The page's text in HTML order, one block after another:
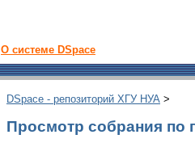
О системе DSpace
DSpace - репозиторий ХГУ НУА >
Просмотр собрания по